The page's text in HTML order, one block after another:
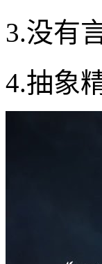
3.没有
4.抽象